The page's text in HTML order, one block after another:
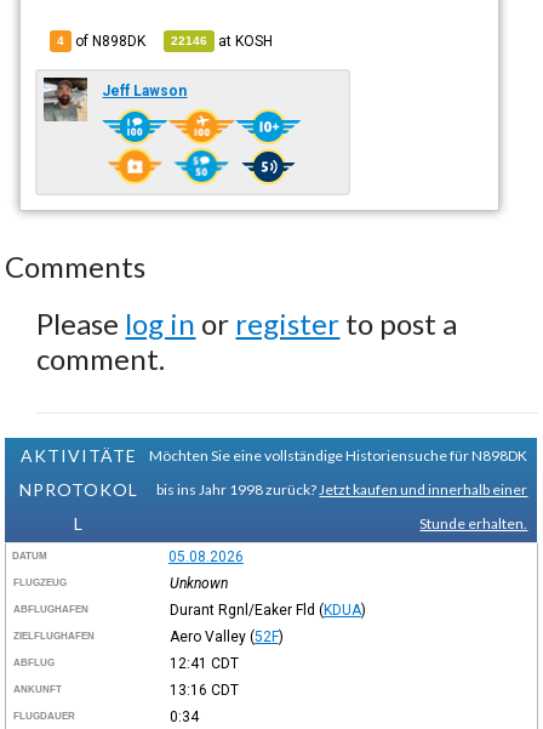
4 of N898DK 22146 atKOSH
Jeff Lawson
Comments
Please log in or register to post a
comment.
AKTIVITÄTE
NPROTOKOL
L
Möchten Sie eine vollständige Historiensuche für N898DK
bis ins Jahr 1998 zurück? Jetzt kaufen und innerhalb einer
Stunde erhalten.
DATUM 05.08.2026
FLUGZEUG Unknown
ABFLUGHAFEN Durant Rgnl/Eaker Fld (KDUA)
ZIELFLUGHAFEN Aero Valley (52F)
ABFLUG 12:41 CDT
ANKUNFT 13:16 CDT
FLUGDAUER 0:34